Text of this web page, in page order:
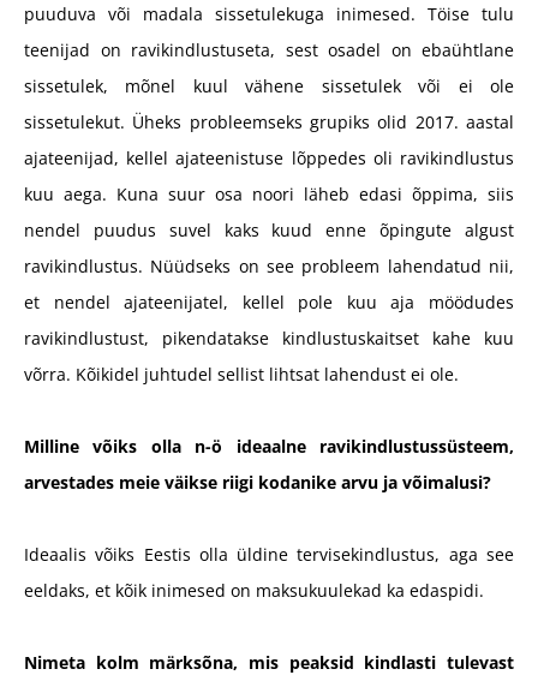
puuduva või madala sissetulekuga inimesed. Töise tulu
teenijad on ravikindlustuseta, sest osadel on ebaühtlane
sissetulek, mõnel kuul vähene sissetulek või ei ole
sissetulekut. Üheks probleemseks grupiks olid 2017. aastal
ajateenijad, kellel ajateenistuse lõppedes oli ravikindlustus
kuu aega. Kuna suur osa noori läheb edasi õppima, siis
nendel puudus suvel kaks kuud enne õpingute algust
ravikindlustus. Nüüdseks on see probleem lahendatud nii,
et nendel ajateenijatel, kellel pole kuu aja möödudes
ravikindlustust, pikendatakse kindlustuskaitset kahe kuu
võrra. Kõikidel juhtudel sellist lihtsat lahendust ei ole.
Milline võiks olla n-ö ideaalne ravikindlustussüsteem,
arvestades meie väikse riigi kodanike arvu ja võimalusi?
Ideaalis võiks Eestis olla üldine tervisekindlustus, aga see
eeldaks, et kõik inimesed on maksukuulekad ka edaspidi.
Nimeta kolm märksõna, mis peaksid kindlasti tulevast